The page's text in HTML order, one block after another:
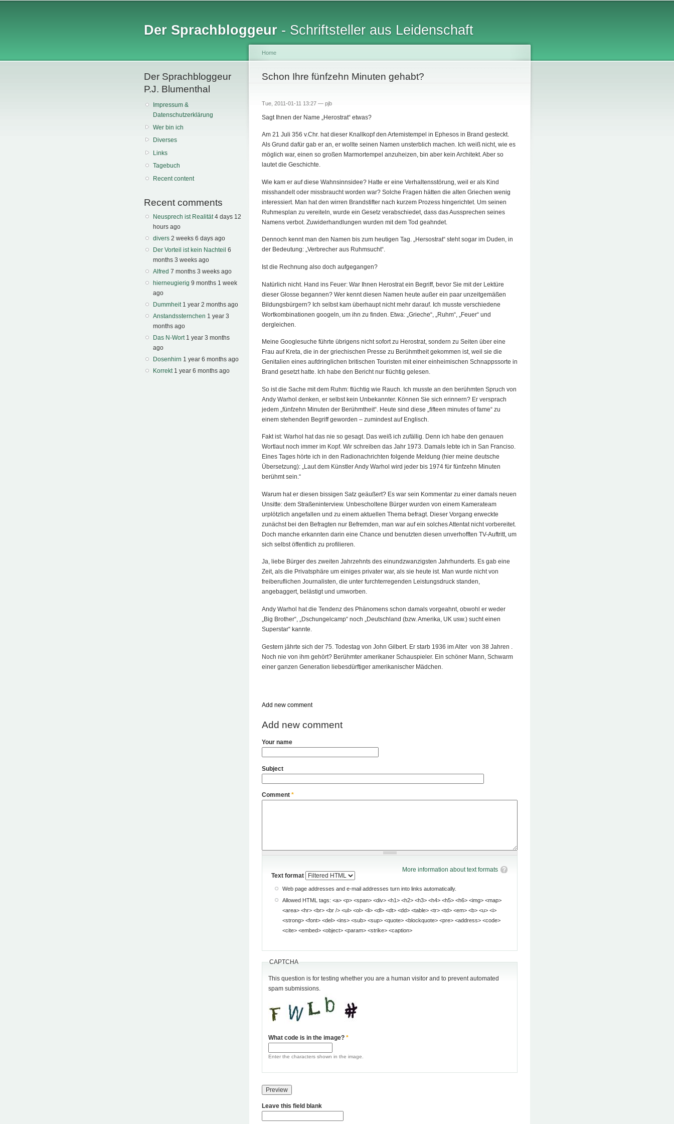
content
Der Sprachbloggeur - Schriftsteller aus Leidenschaft
Der Sprachbloggeur
P.J. Blumenthal
Impressum &
Datenschutzerklärung
Wer bin ich
Diverses
Links
Tagebuch
Recent content
Recent comments
Neusprech ist Realität 4 days 12
hours ago
divers 2 weeks 6 days ago
Der Vorteil ist kein Nachteil 6
months 3 weeks ago
Alfred 7 months 3 weeks ago
hierneugierig 9 months 1 week
ago
Dummheit 1 year 2 months ago
Anstandssternchen 1 year 3
months ago
Das N-Wort 1 year 3 months
ago
Dosenhirn 1 year 6 months ago
Korrekt 1 year 6 months ago
You are here
Home
Schon Ihre fünfzehn Minuten gehabt?
Tue, 2011-01-11 13:27 — pjb
Sagt Ihnen der Name „Herostrat“ etwas?
Am 21 Juli 356 v.Chr. hat dieser Knallkopf den Artemistempel in Ephesos in Brand gesteckt.
Als Grund dafür gab er an, er wollte seinen Namen unsterblich machen. Ich weiß nicht, wie es
möglich war, einen so großen Marmortempel anzuheizen, bin aber kein Architekt. Aber so
lautet die Geschichte.
Wie kam er auf diese Wahnsinnsidee? Hatte er eine Verhaltensstörung, weil er als Kind
misshandelt oder missbraucht worden war? Solche Fragen hätten die alten Griechen wenig
interessiert. Man hat den wirren Brandstifter nach kurzem Prozess hingerichtet. Um seinen
Ruhmesplan zu vereiteln, wurde ein Gesetz verabschiedet, dass das Aussprechen seines
Namens verbot. Zuwiderhandlungen wurden mit dem Tod geahndet.
Dennoch kennt man den Namen bis zum heutigen Tag. „Hersostrat“ steht sogar im Duden, in
der Bedeutung: „Verbrecher aus Ruhmsucht“.
Ist die Rechnung also doch aufgegangen?
Natürlich nicht. Hand ins Feuer: War Ihnen Herostrat ein Begriff, bevor Sie mit der Lektüre
dieser Glosse begannen? Wer kennt diesen Namen heute außer ein paar unzeitgemäßen
Bildungsbürgern? Ich selbst kam überhaupt nicht mehr darauf. Ich musste verschiedene
Wortkombinationen googeln, um ihn zu finden. Etwa: „Grieche“, „Ruhm“, „Feuer“ und
dergleichen.
Meine Googlesuche führte übrigens nicht sofort zu Herostrat, sondern zu Seiten über eine
Frau auf Kreta, die in der griechischen Presse zu Berühmtheit gekommen ist, weil sie die
Genitalien eines aufdringlichen britischen Touristen mit einer einheimischen Schnappssorte in
Brand gesetzt hatte. Ich habe den Bericht nur flüchtig gelesen.
So ist die Sache mit dem Ruhm: flüchtig wie Rauch. Ich musste an den berühmten Spruch von
Andy Warhol denken, er selbst kein Unbekannter. Können Sie sich erinnern? Er versprach
jedem „fünfzehn Minuten der Berühmtheit“. Heute sind diese „fifteen minutes of fame“ zu
einem stehenden Begriff geworden – zumindest auf Englisch.
Fakt ist: Warhol hat das nie so gesagt. Das weiß ich zufällig. Denn ich habe den genauen
Wortlaut noch immer im Kopf. Wir schreiben das Jahr 1973. Damals lebte ich in San Franciso.
Eines Tages hörte ich in den Radionachrichten folgende Meldung (hier meine deutsche
Übersetzung): „Laut dem Künstler Andy Warhol wird jeder bis 1974 für fünfzehn Minuten
berühmt sein.“
Warum hat er diesen bissigen Satz geäußert? Es war sein Kommentar zu einer damals neuen
Unsitte: dem Straßeninterview. Unbescholtene Bürger wurden von einem Kamerateam
urplötzlich angefallen und zu einem aktuellen Thema befragt. Dieser Vorgang erweckte
zunächst bei den Befragten nur Befremden, man war auf ein solches Attentat nicht vorbereitet.
Doch manche erkannten darin eine Chance und benutzten diesen unverhofften TV-Auftritt, um
sich selbst öffentlich zu profilieren.
Ja, liebe Bürger des zweiten Jahrzehnts des einundzwanzigsten Jahrhunderts. Es gab eine
Zeit, als die Privatsphäre um einiges privater war, als sie heute ist. Man wurde nicht von
freiberuflichen Journalisten, die unter furchterregenden Leistungsdruck standen,
angebaggert, belästigt und umworben.
Andy Warhol hat die Tendenz des Phänomens schon damals vorgeahnt, obwohl er weder
„Big Brother“, „Dschungelcamp“ noch „Deutschland (bzw. Amerika, UK usw.) sucht einen
Superstar“ kannte.
Gestern jährte sich der 75. Todestag von John Gilbert. Er starb 1936 im Alter von 38 Jahren .
Noch nie von ihm gehört? Berühmter amerikaner Schauspieler. Ein schöner Mann, Schwarm
einer ganzen Generation liebesdürftiger amerikanischer Mädchen.
Add new comment
Add new comment
Your name
Subject
Comment *
More information about text formats
Text format
Web page addresses and e-mail addresses turn into links automatically.
Allowed HTML tags: <a> <p> <span> <div> <h1> <h2> <h3> <h4> <h5> <h6> <img> <map>
<area> <hr> <br> <br /> <ul> <ol> <li> <dl> <dt> <dd> <table> <tr> <td> <em> <b> <u> <i>
<strong> <font> <del> <ins> <sub> <sup> <quote> <blockquote> <pre> <address> <code>
<cite> <embed> <object> <param> <strike> <caption>
CAPTCHA
This question is for testing whether you are a human visitor and to prevent automated
spam submissions.
What code is in the image?*
Enter the characters shown in the image.
Leave this field blank